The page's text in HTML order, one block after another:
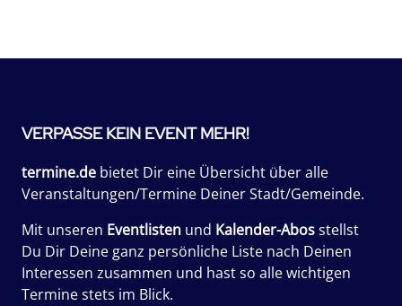
VERPASSE KEIN EVENT MEHR!
termine.de bietet Dir eine Übersicht über alle
Veranstaltungen/Termine Deiner Stadt/Gemeinde.
Mit unseren Eventlisten und Kalender-Abosstellst
Du Dir Deine ganz persönliche Liste nach Deinen
Interessen zusammen und hast so alle wichtigen
Termine stets im Blick.